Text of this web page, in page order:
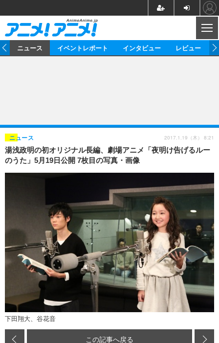
ゲーム グッズ
海外イベント ビジネス
俳優・タレント アーティスト
ビジネス
アニメ 実写
書評 イベント
座談会
動画
アニメ 映画/ドラマ
ABEMA Cafe
連載・コラム
ニュース イベントレポート インタビュー レビュー
湯浅政明の初オリジナル長編、劇場アニメ「夜明け告げるルー
のうた」5月19日公開 7枚目の写真・画像
ニュース 2017.1.19（木） 8:21
下田翔大、谷花音
この記事へ戻る